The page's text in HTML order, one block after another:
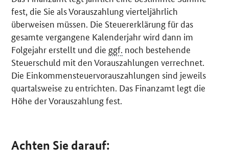
fest, die Sie als Vorauszahlung vierteljährlich
überweisen müssen. Die Steuererklärung für das
gesamte vergangene Kalenderjahr wird dann im
Folgejahr erstellt und die ggf. noch bestehende
Steuerschuld mit den Vorauszahlungen verrechnet.
Die Einkommensteuervorauszahlungen sind jeweils
quartalsweise zu entrichten. Das Finanzamt legt die
Höhe der Vorauszahlung fest.
Achten Sie darauf: